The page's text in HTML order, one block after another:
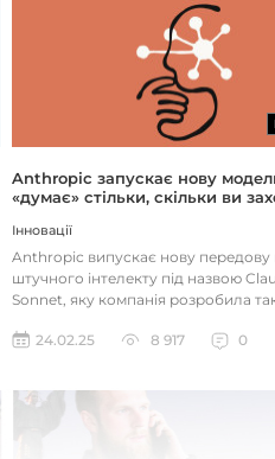
Anthropic запускає нову
«думає» стільки, скільки ви
Інновації
Anthropic випускає нову
штучного інтелекту під назвою
Sonnet, яку компанія розробила
24.02.25
8 917 0